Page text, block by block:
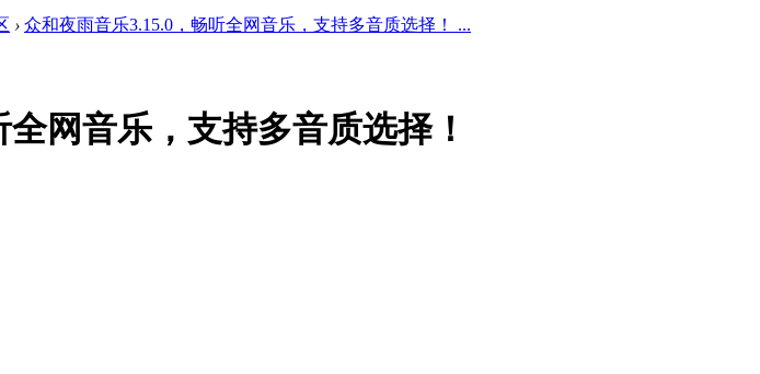
› 众和夜雨音乐3.15.0，畅听全网音乐，支持多音质选择！ ...
网音乐，支持多音质选择！